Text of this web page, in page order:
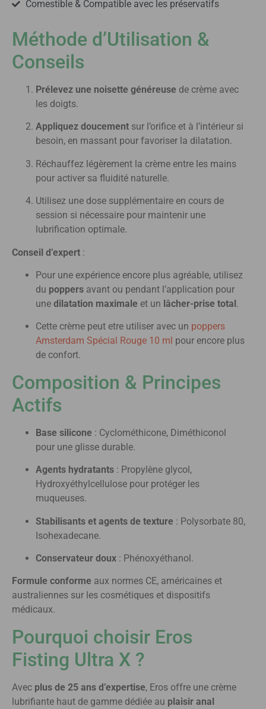
Comestible & Compatible avec les préservatifs
Méthode d’Utilisation &
Conseils
Prélevez une noisette généreuse de crème avec
les doigts.
Appliquez doucement sur l’orifice et à l’intérieur si
besoin, en massant pour favoriser la dilatation.
Réchauffez légèrement la crème entre les mains
pour activer sa fluidité naturelle.
Utilisez une dose supplémentaire en cours de
session si nécessaire pour maintenir une
lubrification optimale.
Conseil d’expert :
Pour une expérience encore plus agréable, utilisez
du poppers avant ou pendant l’application pour
une dilatation maximale et un lâcher-prise total.
Cette crème peut etre utiliser avec un poppers
Amsterdam Spécial Rouge 10 ml pour encore plus
de confort.
Composition & Principes
Actifs
Base silicone : Cyclométhicone, Diméthiconol
pour une glisse durable.
Agents hydratants : Propylène glycol,
Hydroxyéthylcellulose pour protéger les
muqueuses.
Stabilisants et agents de texture : Polysorbate 80,
Isohexadecane.
Conservateur doux : Phénoxyéthanol.
Formule conforme aux normes CE, américaines et
australiennes sur les cosmétiques et dispositifs
médicaux.
Pourquoi choisir Eros
Fisting Ultra X ?
Avec plus de 25 ans d’expertise, Eros offre une crème
lubrifiante haut de gamme dédiée au plaisir anal